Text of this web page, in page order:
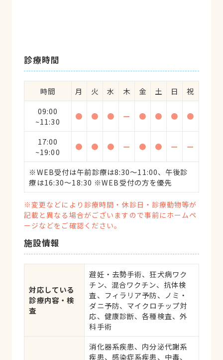
診療時間
時間 月 火 水 木 金 土 日
祝
09:00
~11:30
● ● ● ー ● ● ● ●
17:00
~19:00
● ● ● ー ● ● ー ー
※WEB受付は午前診療は8:30～11:00、午後診
療は16:30～18:30 ※WEB受付の方を優先
※変更などにより診療時間・休診日・診療動物等が
記載と異なる場合がございますので事前にホームペ
ージなどをご確認ください。
施設情報
対応している
診療内容・検
査
避妊・去勢手術、狂犬病ワク
チン、混合ワクチン、抗体検
査、フィラリア予防、ノミ・
ダニ予防、マイクロチップ対
応、健康診断、各種検査、外
科手術
消化器系疾患、内分泌代謝系
疾患、感染症系疾患、中毒、